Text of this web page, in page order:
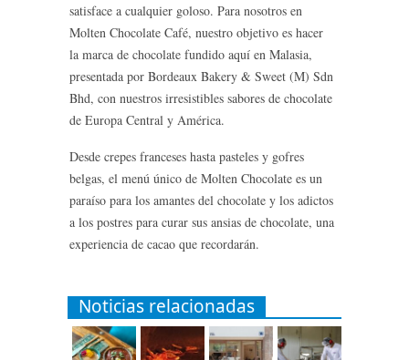
satisface a cualquier goloso. Para nosotros en
Molten Chocolate Café, nuestro objetivo es hacer
la marca de chocolate fundido aquí en Malasia,
presentada por Bordeaux Bakery & Sweet (M) Sdn
Bhd, con nuestros irresistibles sabores de chocolate
de Europa Central y América.
Desde crepes franceses hasta pasteles y gofres
belgas, el menú único de Molten Chocolate es un
paraíso para los amantes del chocolate y los adictos
a los postres para curar sus ansias de chocolate, una
experiencia de cacao que recordarán.
Noticias relacionadas